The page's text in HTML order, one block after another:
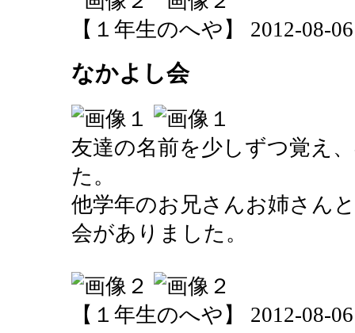
【１年生のへや】 2012-08-
なかよし会
友達の名前を少しずつ覚え
た。
他学年のお兄さんお姉さん
会がありました。
【１年生のへや】 2012-08-